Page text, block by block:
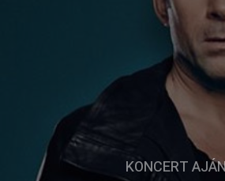
KONCERT